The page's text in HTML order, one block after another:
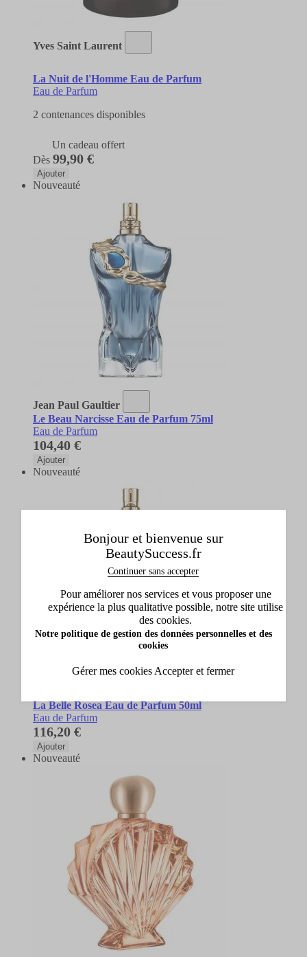
Yves Saint Laurent
La Nuit de l'Homme Eau de Parfum
Eau de Parfum
2 contenances disponibles
Un cadeau offert
Dès 99,90 €
Ajouter
Nouveauté
Jean Paul Gaultier
Le Beau Narcisse Eau de Parfum 75ml
Eau de Parfum
104,40 €
Ajouter
Nouveauté
La Belle Rosea Eau de Parfum 50ml
Eau de Parfum
116,20 €
Ajouter
Nouveauté
Bonjour et bienvenue sur
BeautySuccess.fr
Continuer sans accepter
Pour améliorer nos services et vous proposer une
expérience la plus qualitative possible, notre site utilise
des cookies.
Notre politique de gestion des données personnelles et des
cookies
Gérer mes cookies Accepter et fermer